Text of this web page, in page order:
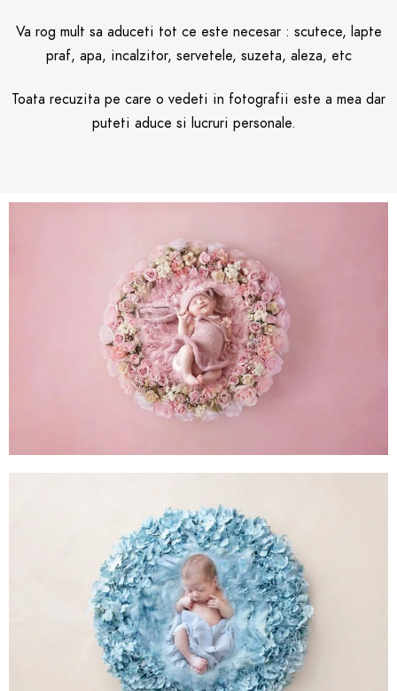
Va rog mult sa aduceti tot ce este necesar : scutece, lapte
praf, apa, incalzitor, servetele, suzeta, aleza, etc
Toata recuzita pe care o vedeti in fotografii este a mea dar
puteti aduce si lucruri personale.